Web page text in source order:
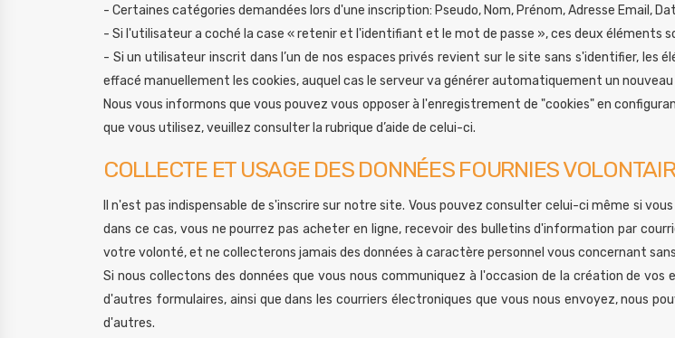
- Certaines catégories demandées lors d'une inscription: Pseudo, Nom, Prénom, Adresse Email,
- Si l'utilisateur a coché la case « retenir et l'identifiant et le mot de passe », ces deux éléments
- Si un utilisateur inscrit dans l’un de nos espaces privés revient sur le site sans s'identifier,
effacé manuellement les cookies, auquel cas le serveur va générer automatiquement un nouveau
Nous vous informons que vous pouvez vous opposer à l'enregistrement de "cookies" en
que vous utilisez, veuillez consulter la rubrique d’aide de celui-ci.
COLLECTE ET USAGE DES DONNÉES FOURNIES
Il n'est pas indispensable de s'inscrire sur notre site. Vous pouvez consulter celui-ci même si
dans ce cas, vous ne pourrez pas acheter en ligne, recevoir des bulletins d'information par
votre volonté, et ne collecterons jamais des données à caractère personnel vous concernant
Si nous collectons des données que vous nous communiquez à l'occasion de la création de vos
d'autres formulaires, ainsi que dans les courriers électroniques que vous nous envoyez, nous
d'autres.